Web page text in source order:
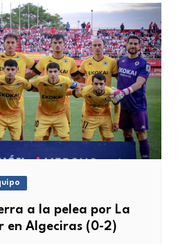
a la pelea por La
en Algeciras (0-2)